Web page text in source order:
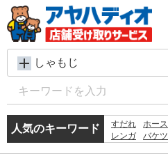
しゃもじ
人気のキーワード すだれ ホース
レンガ
バケツ